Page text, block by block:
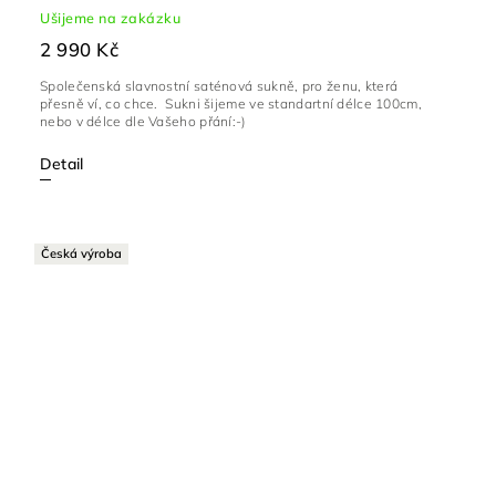
Ušijeme na zakázku
2 990 Kč
Detail
Společenská slavnostní saténová sukně, pro ženu, která
přesně ví, co chce. Sukni šijeme ve standartní délce 100cm,
nebo v délce dle Vašeho přání:-)
Česká výroba